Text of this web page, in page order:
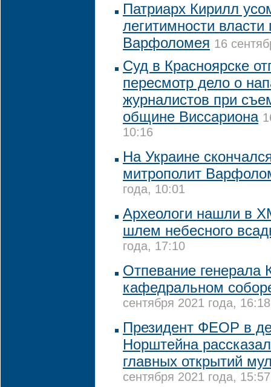
Патриарх Кирилл
легитимности власти
Варфоломея 16
Суд в Красноярске
пересмотр дело о
журналистов при
общине Виссариона
10:16
На Украине
митрополит
года, 10:01
Археологи нашли в
шлем небесного
года, 17:10
Отпевание генерала
кафедральном
сентября 2021 года, 16:18
Президент ФЕОР в
Норштейна
главных открытий
сентября 2021 года, 15:57